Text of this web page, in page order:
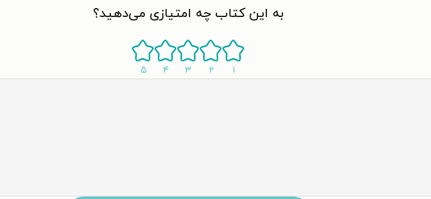
به این کتاب چه امتیازی می‌دهید؟
۱ ۲ ۳ ۴ ۵